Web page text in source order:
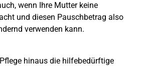
wenn Ihre Mutter keine
und diesen Pauschbetrag also
verwenden kann.
hinaus die hilfebedürftige